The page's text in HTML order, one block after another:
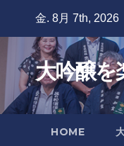
content
金. 8月 7th, 2026
大吟醸を
HOME